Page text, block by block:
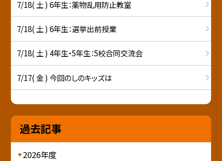
7/18( 土 ) 6年生：薬物乱用防止教室
7/18( 土 ) 6年生：選挙出前授業
7/18( 土 ) 4年生・5年生：5校合同交流会
7/17( 金 ) 今回のしのキッズは
過去記事
2026年度